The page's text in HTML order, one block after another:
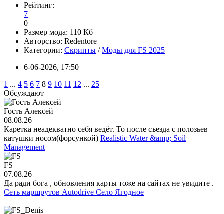
Рейтинг:
7
0
Размер мода: 110 Кб
Авторство: Redentore
Категории: Скрипты /Моды для FS 2025
6-06-2026, 17:50
1 ... 4 5 6 7 8 9 10 11 12 ... 25
Обсуждают
Гость Алексей
08.08.26
Каретка неадекватно себя ведёт. То после съезда с полозьев
катушки носом(форсункой) Realistic Water &amp; Soil
Management
FS
07.08.26
Да ради бога , обновления карты тоже на сайтах не увидите .
Сеть маршрутов Autodrive Село Ягодное